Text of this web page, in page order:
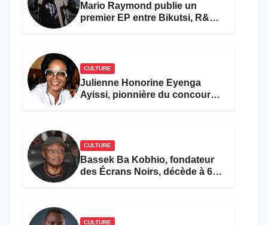
Mario Raymond publie un
premier EP entre Bikutsi, R&B
CULTURE
Julienne Honorine Eyenga
Ayissi, pionnière du concours
CULTURE
Bassek Ba Kobhio, fondateur
des Écrans Noirs, décède à 69
CULTURE